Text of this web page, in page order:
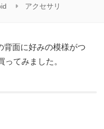
アクセサリ
背面に好みの模様がつ
てみました。